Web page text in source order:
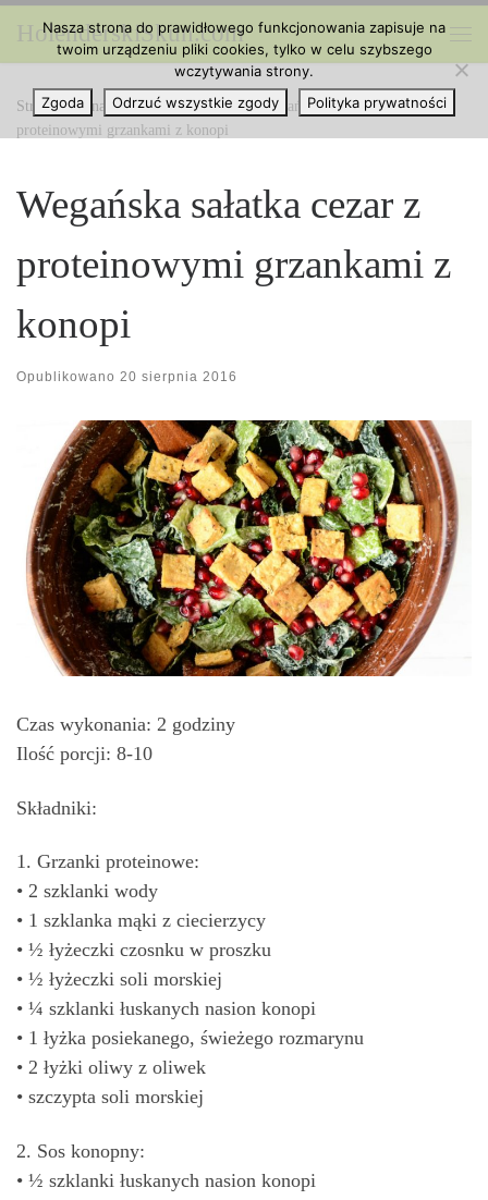
Przejdź do treści
HolenderskiSkun.com
Strona główna » Kuchnia z Cannabis » Wegańska sałatka cezar z
proteinowymi grzankami z konopi
Wegańska sałatka cezar z
proteinowymi grzankami z
konopi
Opublikowano 20 sierpnia 2016
Czas wykonania: 2 godziny
Ilość porcji: 8-10
Składniki:
1. Grzanki proteinowe:
• 2 szklanki wody
• 1 szklanka mąki z ciecierzycy
• ½ łyżeczki czosnku w proszku
• ½ łyżeczki soli morskiej
• ¼ szklanki łuskanych nasion konopi
• 1 łyżka posiekanego, świeżego rozmarynu
• 2 łyżki oliwy z oliwek
• szczypta soli morskiej
2. Sos konopny:
• ½ szklanki łuskanych nasion konopi
Nasza strona do prawidłowego funkcjonowania zapisuje na
twoim urządzeniu pliki cookies, tylko w celu szybszego
wczytywania strony.
Zgoda
Odrzuć wszystkie zgody Polityka prywatności